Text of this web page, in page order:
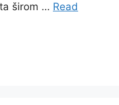
širom … Read